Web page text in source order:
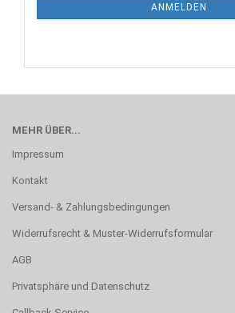
ANMELDEN
MEHR ÜBER...
Impressum
Kontakt
Versand- & Zahlungsbedingungen
Widerrufsrecht & Muster-Widerrufsformular
AGB
Privatsphäre und Datenschutz